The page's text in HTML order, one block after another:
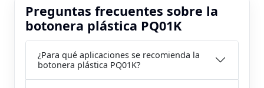
Preguntas frecuentes sobre la
botonera plástica PQ01K
¿Para qué aplicaciones se recomienda la
botonera plástica PQ01K?